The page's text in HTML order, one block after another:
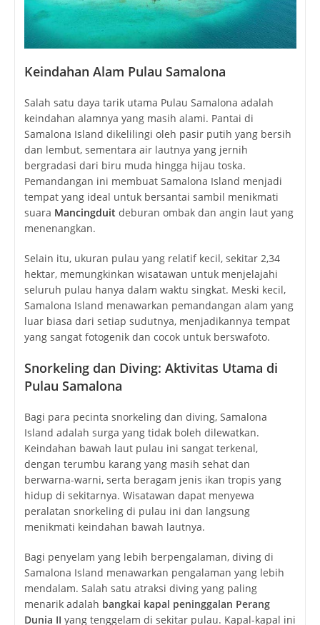
Keindahan Alam Pulau Samalona
Salah satu daya tarik utama Pulau Samalona adalah
keindahan alamnya yang masih alami. Pantai di
Samalona Island dikelilingi oleh pasir putih yang bersih
dan lembut, sementara air lautnya yang jernih
bergradasi dari biru muda hingga hijau toska.
Pemandangan ini membuat Samalona Island menjadi
tempat yang ideal untuk bersantai sambil menikmati
suara Mancingduit deburan ombak dan angin laut yang
menenangkan.
Selain itu, ukuran pulau yang relatif kecil, sekitar 2,34
hektar, memungkinkan wisatawan untuk menjelajahi
seluruh pulau hanya dalam waktu singkat. Meski kecil,
Samalona Island menawarkan pemandangan alam yang
luar biasa dari setiap sudutnya, menjadikannya tempat
yang sangat fotogenik dan cocok untuk berswafoto.
Snorkeling dan Diving: Aktivitas Utama di
Pulau Samalona
Bagi para pecinta snorkeling dan diving, Samalona
Island adalah surga yang tidak boleh dilewatkan.
Keindahan bawah laut pulau ini sangat terkenal,
dengan terumbu karang yang masih sehat dan
berwarna-warni, serta beragam jenis ikan tropis yang
hidup di sekitarnya. Wisatawan dapat menyewa
peralatan snorkeling di pulau ini dan langsung
menikmati keindahan bawah lautnya.
Bagi penyelam yang lebih berpengalaman, diving di
Samalona Island menawarkan pengalaman yang lebih
mendalam. Salah satu atraksi diving yang paling
menarik adalah bangkai kapal peninggalan Perang
Dunia II yang tenggelam di sekitar pulau. Kapal-kapal ini